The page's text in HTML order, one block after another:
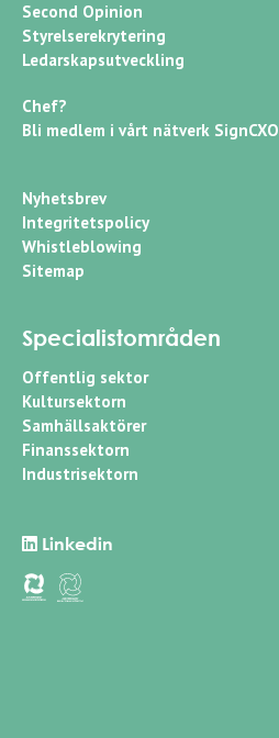
Second Opinion
Styrelserekrytering
Ledarskapsutveckling
Chef?
Bli medlem i vårt nätverk SignCXO
Nyhetsbrev
Integritetspolicy
Whistleblowing
Sitemap
Specialistområden
Offentlig sektor
Kultursektorn
Samhällsaktörer
Finanssektorn
Industrisektorn
Linkedin